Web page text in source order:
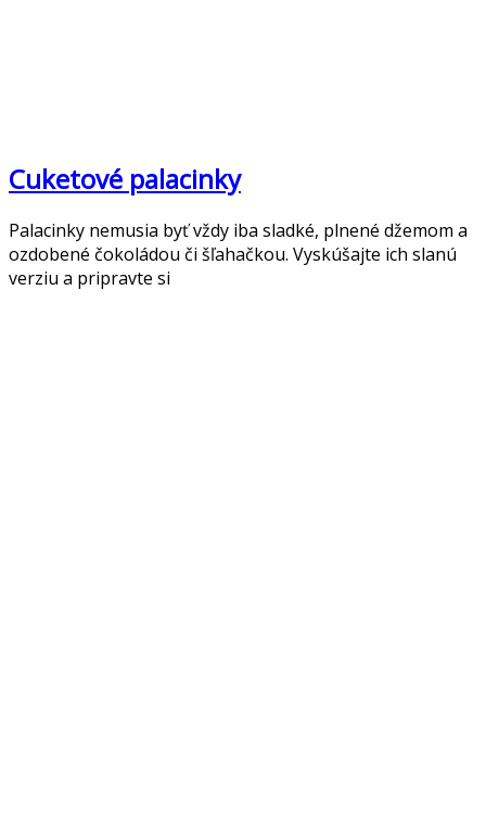
Cuketové palacinky
Palacinky nemusia byť vždy iba sladké, plnené džemom a
ozdobené čokoládou či šľahačkou. Vyskúšajte ich slanú
verziu a pripravte si